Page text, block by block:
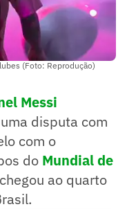
(Foto: Reprodução)
Messi
disputa com
com o
do Mundial de
ao quarto